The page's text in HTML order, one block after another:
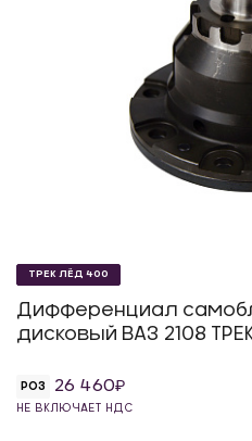
ТРЕК ЛЁД 400
Дифференциал
дисковый ВАЗ 2108
РОЗ 26 460
НЕ ВКЛЮЧАЕТ НДС